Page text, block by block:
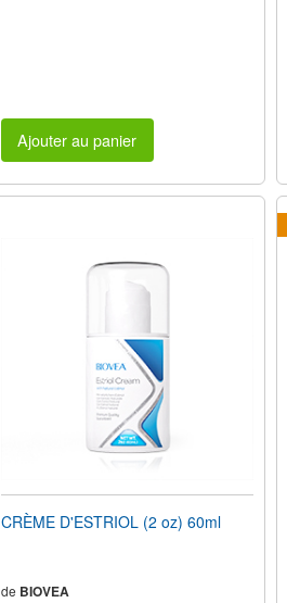
Ajouter au panier
CRÈME D'ESTRIOL (2 oz) 60ml
de BIOVEA